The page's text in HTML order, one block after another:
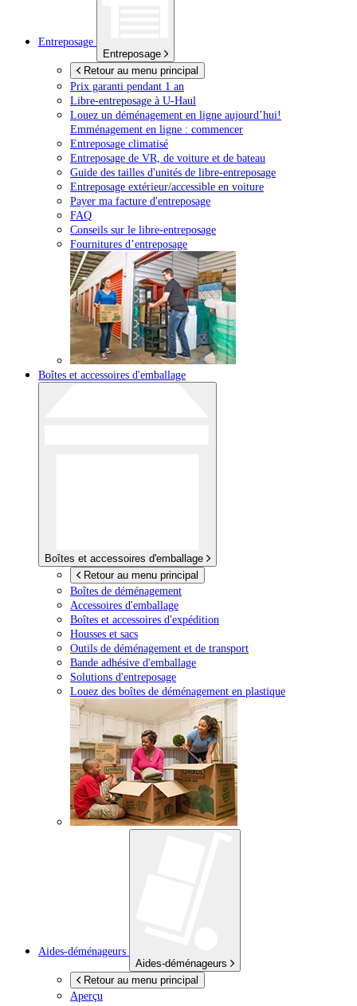
Entreposage
Entreposage
Retour au menu principal
Prix garanti pendant 1 an
Libre-entreposage à U-Haul
Louez un déménagement en ligne aujourd’hui!
Emménagement en ligne : commencer
Entreposage climatisé
Entreposage de VR, de voiture et de bateau
Guide des tailles d'unités de libre-entreposage
Entreposage extérieur/accessible en voiture
Payer ma facture d'entreposage
FAQ
Conseils sur le libre-entreposage
Fournitures d’entreposage
Boîtes et accessoires d'emballage
Boîtes et accessoires d'emballage
Retour au menu principal
Boîtes de déménagement
Accessoires d'emballage
Boîtes et accessoires d'expédition
Housses et sacs
Outils de déménagement et de transport
Bande adhésive d'emballage
Solutions d'entreposage
Louez des boîtes de déménagement en plastique
Aides-déménageurs
Aides-déménageurs
Retour au menu principal
Aperçu